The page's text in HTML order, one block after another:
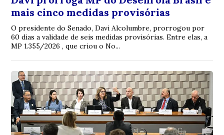
mais cinco medidas provisórias
O presidente do Senado, Davi Alcolumbre, prorrogou por
60 dias a validade de seis medidas provisórias. Entre elas, a
MP 1.355/2026 , que criou o No...